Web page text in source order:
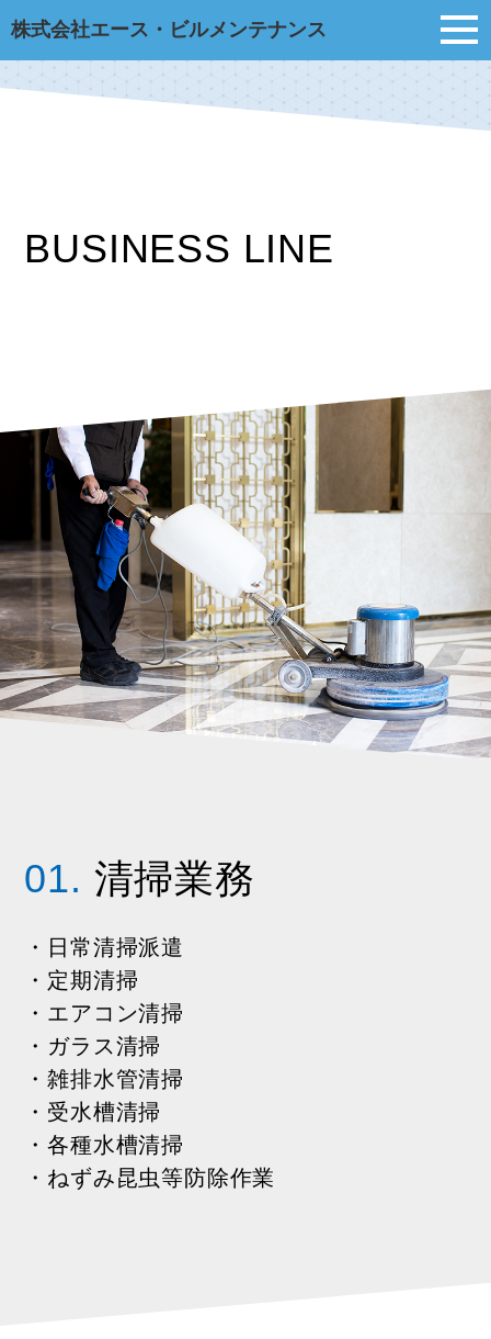
株式会社エース・ビルメンテナンス
BUSINESS LINE
01. 清掃業務
・日常清掃派遣
・定期清掃
・エアコン清掃
・ガラス清掃
・雑排水管清掃
・受水槽清掃
・各種水槽清掃
・ねずみ昆虫等防除作業